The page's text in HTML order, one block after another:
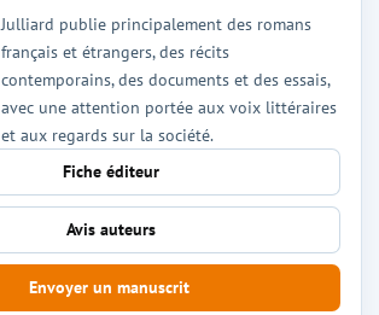
Julliard publie principalement des romans
français et étrangers, des récits
contemporains, des documents et des essais,
avec une attention portée aux voix littéraires
et aux regards sur la société.
Fiche éditeur
Avis auteurs
Envoyer un manuscrit